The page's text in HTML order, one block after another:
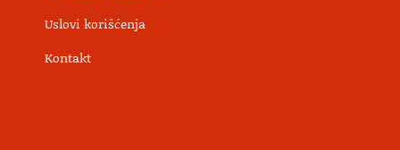
Uslovi korišćenja
Kontakt